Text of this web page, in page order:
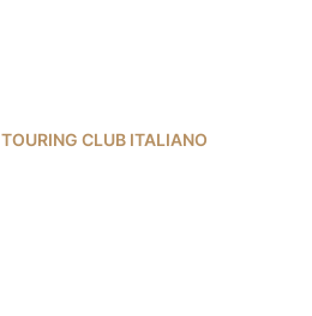
TOURING CLUB ITALIANO